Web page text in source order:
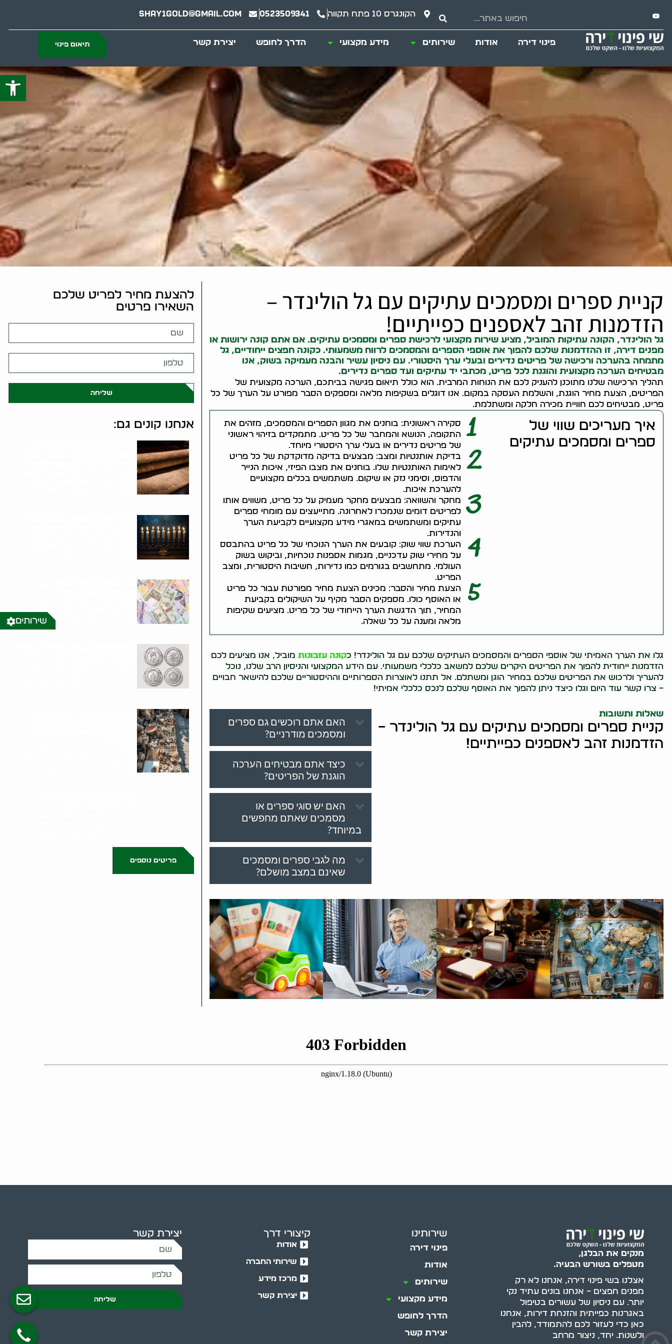
פתח
הקונגרס 10 פתח תקווה 0523509341
Shay1gold@gmail.com
פינוי דירה אודות שירותים מידע מקצועי הדרך לחופש יצירת קשר תיאום פינוי
קניית ספרים ומסמכים עתיקים עם גל הולינדר –
הזדמנות זהב לאספנים כפייתיים!
גל הולינדר, הקונה עתיקות המוביל, מציע שירות מקצועי לרכישת ספרים ומסמכים עתיקים. אם אתם קונה ירושות או
מפנים דירה, זו ההזדמנות שלכם להפוך את אוספי הספרים והמסמכים לרווח משמעותי. כקונה חפצים ייחודיים, גל
מתמחה בהערכה ורכישה של פריטים נדירים ובעלי ערך היסטורי. עם ניסיון עשיר והבנה מעמיקה בשוק, אנו
מבטיחים הערכה מקצועית והוגנת לכל פריט, מכתבי יד עתיקים ועד ספרים נדירים.
תהליך הרכישה שלנו מתוכנן להעניק לכם את הנוחות המרבית. הוא כולל תיאום פגישה בביתכם, הערכה מקצועית של
הפריטים, הצעת מחיר הוגנת, והשלמת העסקה במקום. אנו דוגלים בשקיפות מלאה ומספקים הסבר מפורט על הערך של כל
פריט, מבטיחים לכם חוויית מכירה חלקה ומשתלמת.
איך מעריכים שווי של
ספרים ומסמכים עתיקים
1
סקירה ראשונית: בוחנים את מגוון הספרים והמסמכים, מזהים את
התקופה, הנושא והמחבר של כל פריט. מתמקדים בזיהוי ראשוני
של פריטים נדירים או בעלי ערך היסטורי מיוחד.
2
בדיקת אותנטיות ומצב: מבצעים בדיקה מדוקדקת של כל פריט
לאימות האותנטיות שלו. בוחנים את מצבו הפיזי, איכות הנייר
והדפוס, וסימני נזק או שיקום. משתמשים בכלים מקצועיים
להערכת איכות.
3
מחקר והשוואה: מבצעים מחקר מעמיק על כל פריט, משווים אותו
לפריטים דומים שנמכרו לאחרונה. מתייעצים עם מומחי ספרים
עתיקים ומשתמשים במאגרי מידע מקצועיים לקביעת הערך
והנדירות.
4
הערכת שווי שוק: קובעים את הערך הנוכחי של כל פריט בהתבסס
על מחירי שוק עדכניים, מגמות אספנות נוכחיות, וביקוש בשוק
העולמי. מתחשבים בגורמים כמו נדירות, חשיבות היסטורית, ומצב
הפריט.
5
הצעת מחיר והסבר: מכינים הצעת מחיר מפורטת עבור כל פריט
או האוסף כולו. מספקים הסבר מקיף על השיקולים בקביעת
המחיר, תוך הדגשת הערך הייחודי של כל פריט. מציעים שקיפות
מלאה ומענה על כל שאלה.
גלו את הערך האמיתי של אוספי הספרים והמסמכים העתיקים שלכם עם גל הולינדר! כקונה עזבונות מוביל, אנו מציעים לכם
הזדמנות ייחודית להפוך את הפריטים היקרים שלכם למשאב כלכלי משמעותי. עם הידע המקצועי והניסיון הרב שלנו, נוכל
להעריך ולרכוש את הפריטים שלכם במחיר הוגן ומשתלם. אל תתנו לאוצרות הספרותיים וההיסטוריים שלכם להישאר חבויים
– צרו קשר עוד היום וגלו כיצד ניתן להפוך את האוסף שלכם לנכס כלכלי אמיתי!
שאלות ותשובות
קניית ספרים ומסמכים עתיקים עם גל הולינדר –
הזדמנות זהב לאספנים כפייתיים!
האם אתם רוכשים גם ספרים
ומסמכים מודרניים?
כיצד אתם מבטיחים הערכה
הוגנת של הפריטים?
האם יש סוגי ספרים או
מסמכים שאתם מחפשים
במיוחד?
מה לגבי ספרים ומסמכים
שאינם במצב מושלם?
להצעת מחיר לפריט שלכם
השאירו פרטים
שליחה
אנחנו קונים גם:
ואיכותיים מתחיל בפגישה אישית עם גל
הולינדר. גל מבצע סקירה מקיפה של..
פריטים נוספים
מנקים את הבלגן,
מטפלים בשורש הבעיה.
אצלנו בשי פינוי דירה, אנחנו לא רק
מפנים חפצים – אנחנו בונים עתיד נקי
יותר. עם ניסיון של עשורים בטיפול
באגרנות כפייתית והזנחת דירות, אנחנו
כאן כדי לעזור לכם להתמודד, להבין
ולשנות. יחד, ניצור מרחב
שירותינו
פינוי דירה
אודות
שירותים
מידע מקצועי
הדרך לחופש
יצירת קשר
קיצורי דרך
אודות
שירותי החברה
מרכז מידע
יצירת קשר
יצירת קשר
שליחה
שירותים